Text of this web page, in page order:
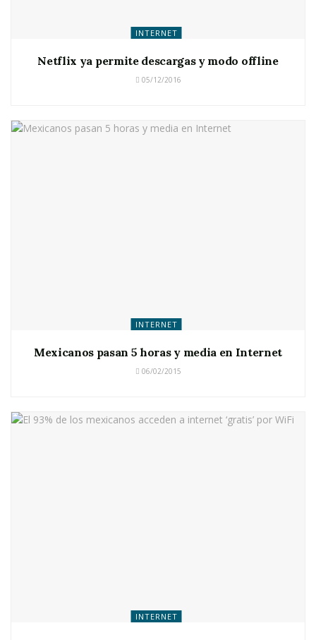
INTERNET
Netflix ya permite descargas y modo offline
05/12/2016
INTERNET
Mexicanos pasan 5 horas y media en Internet
06/02/2015
INTERNET